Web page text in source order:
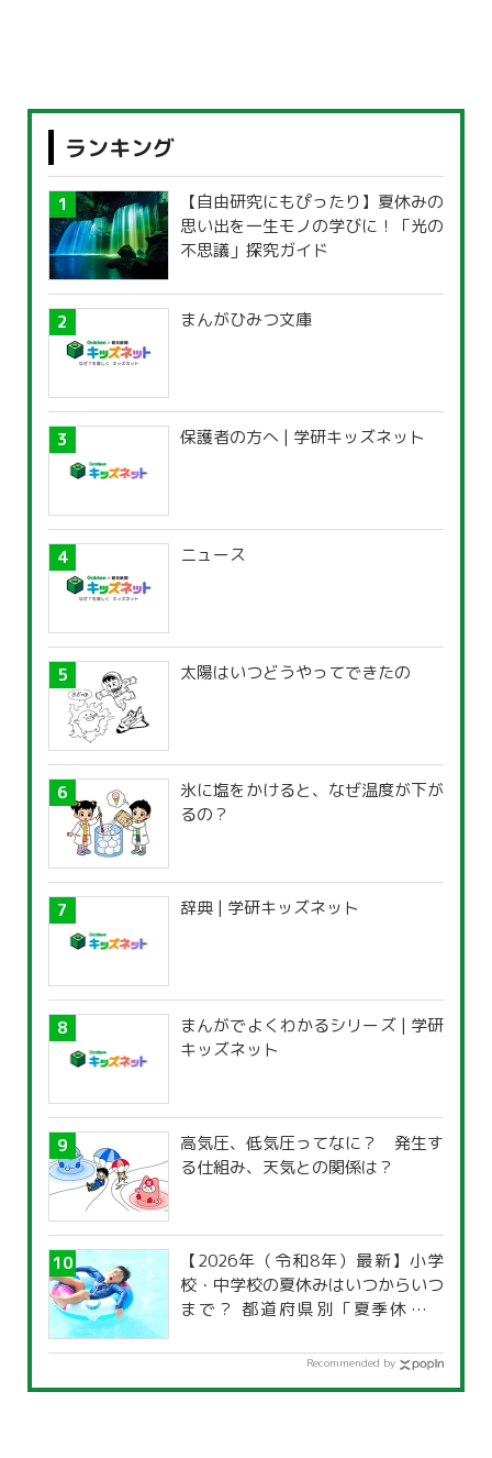
ランキング
【自由研究にもぴったり】夏休みの
思い出を一生モノの学びに！「光の
不思議」探究ガイド
まんがひみつ文庫
保護者の方へ | 学研キッズネット
ニュース
太陽はいつどうやってできたの
氷に塩をかけると、なぜ温度が下が
るの？
辞典 | 学研キッズネット
まんがでよくわかるシリーズ | 学研
キッズネット
高気圧、低気圧ってなに？ 発生す
る仕組み、天気との関係は？
【2026年（令和8年）最新】小学
校・中学校の夏休みはいつからいつ
まで？ 都道府県別「夏季休暇一
Recommended by